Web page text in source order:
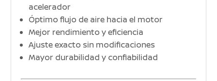
acelerador
Óptimo flujo de aire hacia el motor
Mejor rendimiento y eficiencia
Ajuste exacto sin modificaciones
Mayor durabilidad y confiabilidad